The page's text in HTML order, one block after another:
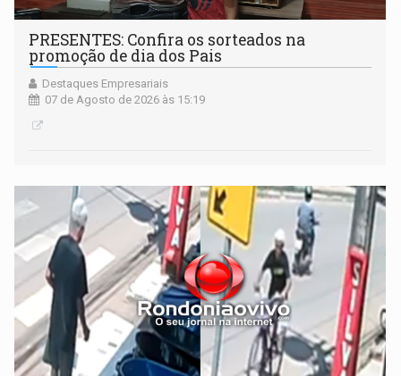
PRESENTES: Confira os sorteados na
promoção de dia dos Pais
Destaques Empresariais
07 de Agosto de 2026 às 15:19